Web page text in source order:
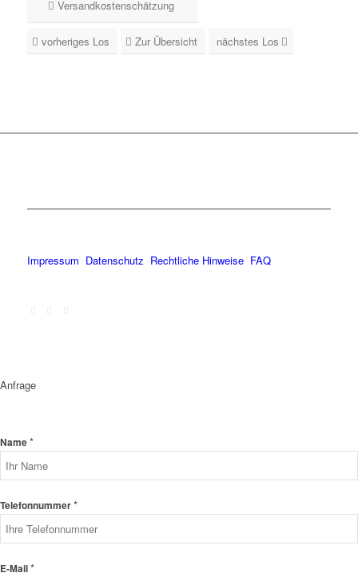
Versandkostenschätzung
vorheriges Los Zur Übersicht nächstes Los
Impressum Datenschutz Rechtliche Hinweise FAQ
Anfrage
Name*
Telefonnummer*
E-Mail*